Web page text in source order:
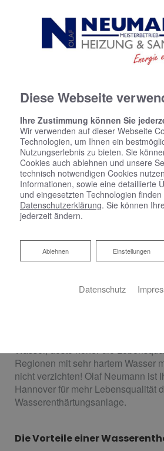
Ihre
Mehr Lebensqualität im
Wasser, desto höher die
Regionen mit sehr hartem Wasser
nicht verzichten! Olaf Neumann ist
Hannover für mehr Lebensqualität
Wasserenthärtungsanlage.
Die Vorteile einer
Diese Webseite
Ihre Zustimmung können Sie
Wir verwenden auf dieser Webseite
Technologien, um Ihnen ein
Nutzungserlebnis zu bieten. Sie
Cookies auch ablehnen und unsere
technisch notwendigen Cookies
Informationen, sowie eine detaillierte
und eingesetzten Technologien
Datenschutzerklärung. Sie können Ihre
jederzeit ändern.
Einstellungen
Ablehnen
Ablehnen
Datenschutz